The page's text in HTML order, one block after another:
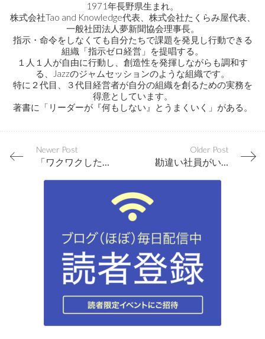
1971年長野県生まれ。
株式会社Tao and Knowledge代表、株式会社たくらみ屋代表、
一般社団法人夢新聞協会理事長。
指示・命令をしなくても自分たちで課題を発見し行動できる
組織「指示ゼロ経営」を提唱する。
１人１人が自由に行動し、創造性を発揮しながらも調和す
る、Jazzのジャムセッションのような組織です。
特に２代目、３代目経営者が自分の組織を創るための実務を
得意としています。
著書に「リーダーが『何もしない』とうまくいく」がある。
Newer Post
「ワクワクした不満」がある企業は進化できる
Older Post
勘違い社員がいなくなる、ビジョン共有の３要件